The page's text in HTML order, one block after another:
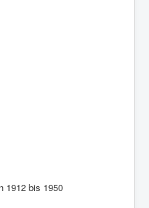
1912 bis 1950